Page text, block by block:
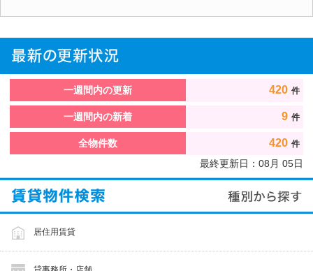
一週間内の更新 420 件
一週間内の新着 9 件
全物件数 420 件
最終更新日： 08 月 05日
居住用賃貸